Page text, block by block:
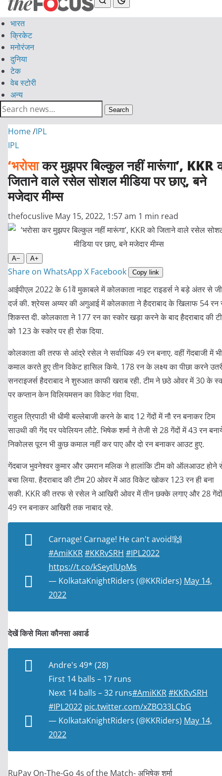
भारत
क्रिकेट
मनोरंजन
दुनिया
टेक
वेब स्टोरी
अन्य
Search
Home/IPL
IPL
‘भरोसाकर मुझपर बिल्कुल नहीं मारूंगा’, KKR
जिताने वाले रसेल सोशल मीडिया पर छाए, बने
मजेदार मीम्स
thefocuslive May 15, 2022, 1:57 am 1 min read
A− A+
Share on WhatsApp X Facebook Copy link
आईपीएल 2022 के 61वें मुकाबले में कोलकाता नाइट राइडर्स ने बड़े अंतर से
दर्ज की. श्रेयस अय्यर की अगुआई में कोलकाता ने हैदराबाद के खिलाफ 54 रन
शिकस्त दी. कोलकाता ने 177 रन का स्कोर खड़ा करने के बाद हैदराबाद की
को 123 के स्कोर पर ही रोक दिया.
कोलकाता की तरफ से आंद्रे रसेल ने सर्वाधिक 49 रन बनाए. वहीं गेंदबाजी में भी
कमाल करते हुए तीन विकेट हासिल किये. 178 रन के लक्ष्य का पीछा करने
सनराइजर्स हैदराबाद ने शुरुआत काफी खराब रही. टीम ने छठे ओवर में 30 के
पर कप्तान केन विलियमसन का विकेट गंवा दिया.
राहुल त्रिपाठी भी धीमी बल्लेबाजी करने के बाद 12 गेंदों में नौ रन बनाकर टिम
साउथी की गेंद पर पवेलियन लौटे. भिषेक शर्मा ने तेजी से 28 गेंदों में 43 रन
निकोलस पूरन भी कुछ कमाल नहीं कर पाए और दो रन बनाकर आउट हुए.
गेंदबाज भुवनेश्वर कुमार और उमरान मलिक ने हालांकि टीम को ऑलआउट होने
बचा लिया. हैदराबाद की टीम 20 ओवर में आठ विकेट खोकर 123 रन ही बना
सकी. KKR की तरफ से रसेल ने आखिरी ओवर में तीन छक्के लगाए और 28
49 रन बनाकर आखिरी तक नाबाद रहे.
Carnage! Carnage! He can't avoid!🙌
#AmiKKR#KKRvSRH #IPL2022
https://t.co/kSeytlUpMs
— KolkataKnightRiders (@KKRiders) May 14,
2022
देखें किसे मिला कौनसा अवार्ड
Andre's 49* (28)
First 14 balls – 17 runs
Next 14 balls – 32 runs#AmiKKR#KKRvSRH
#IPL2022 pic.twitter.com/xZBO33LCbG
— KolkataKnightRiders (@KKRiders) May 14,
2022
RuPay On-The-Go 4s of the Match- अभिषेक शर्मा